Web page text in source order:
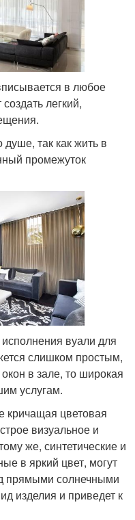
в любое
легкий,
так как жить в
промежуток
вуали для
слишком простым,
в зале, то широкая
услугам.
кричащая цветовая
визуальное и
же, синтетические и
в яркий цвет, могут
прямыми солнечными
изделия и приведет к